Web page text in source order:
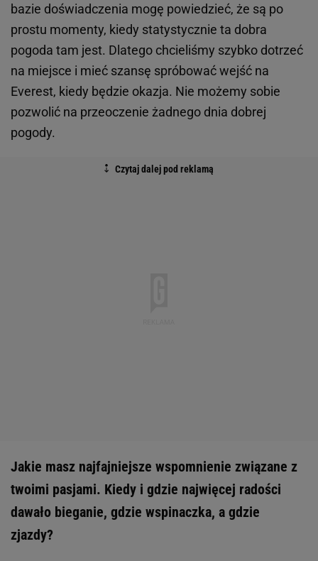
bazie doświadczenia mogę powiedzieć, że są po
prostu momenty, kiedy statystycznie ta dobra
pogoda tam jest. Dlatego chcieliśmy szybko dotrzeć
na miejsce i mieć szansę spróbować wejść na
Everest, kiedy będzie okazja. Nie możemy sobie
pozwolić na przeoczenie żadnego dnia dobrej
pogody.
Jakie masz najfajniejsze wspomnienie związane z
twoimi pasjami. Kiedy i gdzie najwięcej radości
dawało bieganie, gdzie wspinaczka, a gdzie
zjazdy?